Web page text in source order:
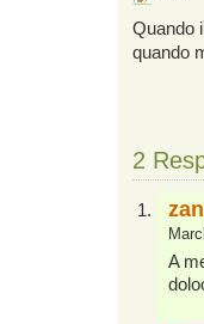
Quando
quando
2
A